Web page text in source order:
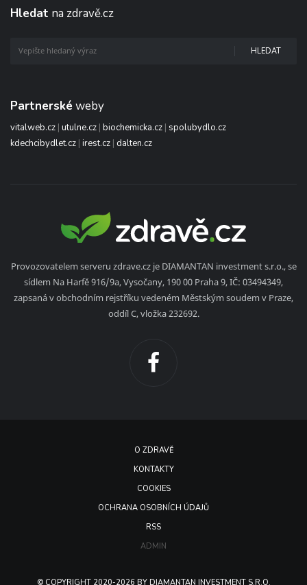
Hledat na zdravě.cz
HLEDAT
Partnerské weby
vitalweb.cz | utulne.cz | biochemicka.cz | spolubydlo.cz
kdechcibydlet.cz | irest.cz | dalten.cz
Provozovatelem serveru zdrave.cz je DIAMANTAN investment s.r.o., se
sídlem Na Harfě 916/9a, Vysočany, 190 00 Praha 9, IČ: 03494349,
zapsaná v obchodním rejstříku vedeném Městským soudem v Praze,
oddíl C, vložka 232692.
O ZDRAVĚ
KONTAKTY
COOKIES
OCHRANA OSOBNÍCH ÚDAJŮ
RSS
ADMIN
© COPYRIGHT 2020-2026 BY DIAMANTAN INVESTMENT S.R.O.